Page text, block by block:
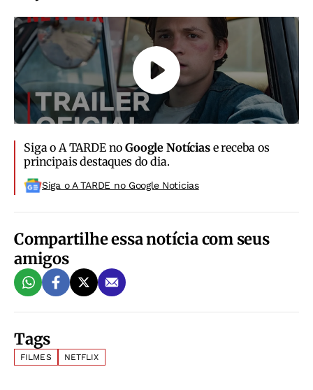
Siga o A TARDE noGoogle Notíciase receba os
principais destaques do dia.
Siga o A TARDE no Google Noticias
Compartilhe essa notícia com seus
amigos
Tags
FILMES NETFLIX